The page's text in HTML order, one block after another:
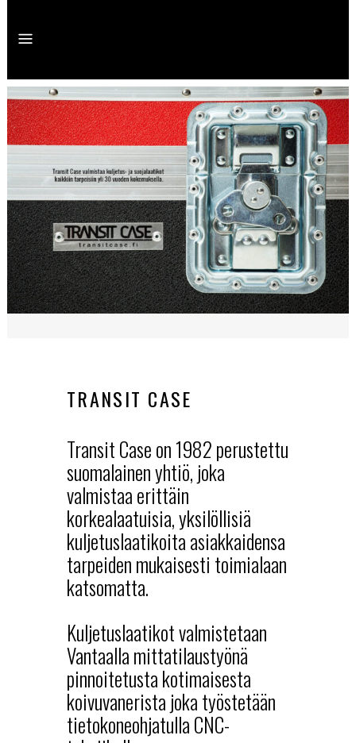
TRANSIT CASE
Transit Case on 1982 perustettu
suomalainen yhtiö, joka
valmistaa erittäin
korkealaatuisia, yksilöllisiä
kuljetuslaatikoita asiakkaidensa
tarpeiden mukaisesti toimialaan
katsomatta.
Kuljetuslaatikot valmistetaan
Vantaalla mittatilaustyönä
pinnoitetusta kotimaisesta
koivuvanerista joka työstetään
tietokoneohjatulla CNC-